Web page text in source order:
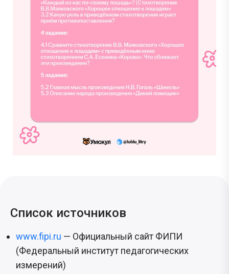
Список источников
www.fipi.ru — Официальный сайт ФИПИ
(Федеральный институт педагогических
измерений)